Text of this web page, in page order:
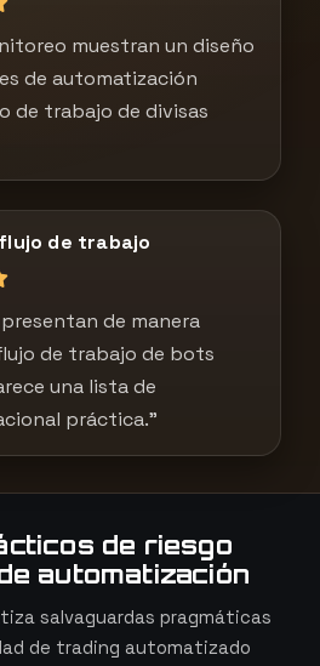
muestran un diseño
de automatización
de trabajo de divisas
de trabajo
de manera
de trabajo de bots
una lista de
práctica.”
de riesgo
automatización
salvaguardas pragmáticas
de trading automatizado